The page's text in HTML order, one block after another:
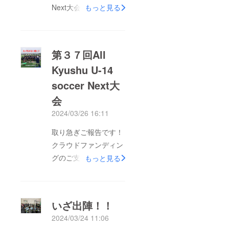
Next大会から３／２６
供達、初の県外の選手
との試合、土砂降りの
中の沖縄では感じたこ
とのない寒さ、色々な
経験を経て無事に大会
きました。帰りの空港
では、遅い時間帯の空
港着でしたが、 校長
出迎えしてくれまし
た。先生方、お手製の
横断幕まで…感動で
もっと見る
第３７回All
Kyushu U-14
soccer Next大
会
2024/03/26 16:11
取り急ぎご報告です！
クラウドファンディン
グのご支援ありがとう
た！良い結果報告お待
ち下さい！
もっと見る
いざ出陣！！
2024/03/24 11:06